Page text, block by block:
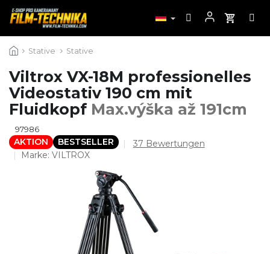
Inhalt Stative Stative
Viltrox VX-18M professionelles
Videostativ 190 cm mit
Fluidkopf Max.výška až 191cm
97986
AKTION BESTSELLER
Die
von
Sternen.
37 Bewertungen
Marke: VILTROX